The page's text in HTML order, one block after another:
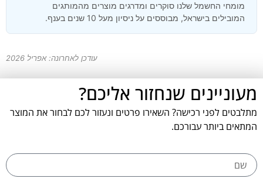
מומחי החשמל שלנו סוקרים ומדרגים מוצרים מהמותגים
המובילים בישראל, מבוססים על ניסיון מעל 10 שנים בענף.
עודכן לאחרונה: אפריל 2026
מעוניינים שנחזור אליכם?
מתלבטים לפני רכישה? השאירו פרטים ונעזור לכם לבחור את המוצר
המתאים ביותר עבורכם.